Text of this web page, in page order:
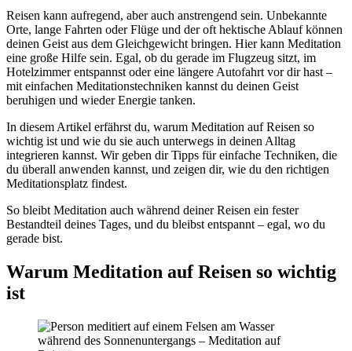
Reisen kann aufregend, aber auch anstrengend sein. Unbekannte
Orte, lange Fahrten oder Flüge und der oft hektische Ablauf können
deinen Geist aus dem Gleichgewicht bringen. Hier kann Meditation
eine große Hilfe sein. Egal, ob du gerade im Flugzeug sitzt, im
Hotelzimmer entspannst oder eine längere Autofahrt vor dir hast –
mit einfachen Meditationstechniken kannst du deinen Geist
beruhigen und wieder Energie tanken.
In diesem Artikel erfährst du, warum Meditation auf Reisen so
wichtig ist und wie du sie auch unterwegs in deinen Alltag
integrieren kannst. Wir geben dir Tipps für einfache Techniken, die
du überall anwenden kannst, und zeigen dir, wie du den richtigen
Meditationsplatz findest.
So bleibt Meditation auch während deiner Reisen ein fester
Bestandteil deines Tages, und du bleibst entspannt – egal, wo du
gerade bist.
Warum Meditation auf Reisen so wichtig
ist